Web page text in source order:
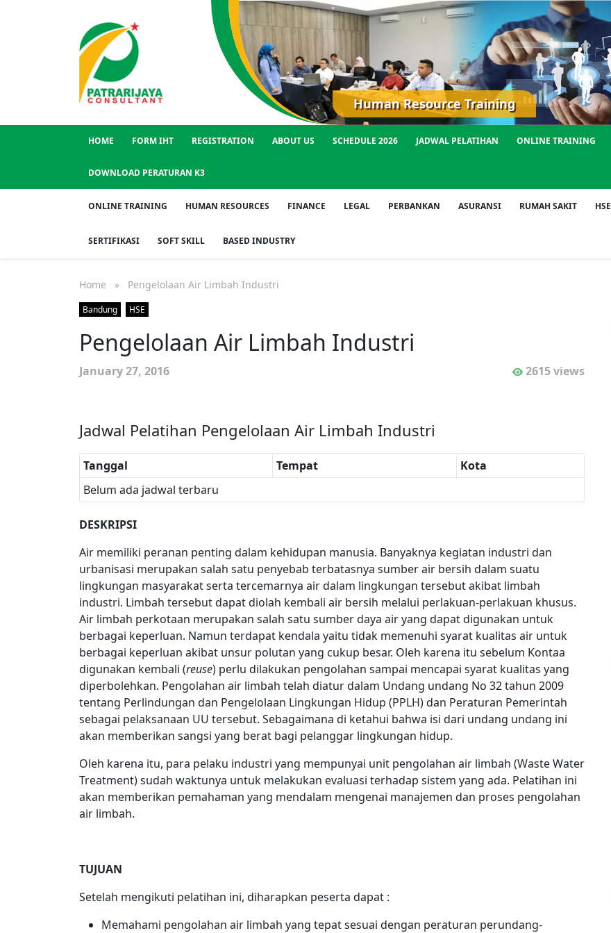
Human Resource Training
HOME FORM IHT REGISTRATION ABOUT US SCHEDULE 2026 JADWAL PELATIHAN ONLINE TRAINING
DOWNLOAD PERATURAN K3
ONLINE TRAINING HUMAN RESOURCES FINANCE LEGAL PERBANKAN ASURANSI RUMAH SAKIT HSE
SERTIFIKASI SOFT SKILL BASED INDUSTRY
Home » Pengelolaan Air Limbah Industri
Bandung HSE
Pengelolaan Air Limbah Industri
January 27, 2016 2615 views
Jadwal Pelatihan Pengelolaan Air Limbah Industri
Tanggal Tempat
Kota
Belum ada jadwal terbaru
DESKRIPSI
Air memiliki peranan penting dalam kehidupan manusia. Banyaknya kegiatan industri dan
urbanisasi merupakan salah satu penyebab terbatasnya sumber air bersih dalam suatu
lingkungan masyarakat serta tercemarnya air dalam lingkungan tersebut akibat limbah
industri. Limbah tersebut dapat diolah kembali air bersih melalui perlakuan-perlakuan khusus.
Air limbah perkotaan merupakan salah satu sumber daya air yang dapat digunakan untuk
berbagai keperluan. Namun terdapat kendala yaitu tidak memenuhi syarat kualitas air untuk
berbagai keperluan akibat unsur polutan yang cukup besar. Oleh karena itu sebelum Kontaa
digunakan kembali (reuse) perlu dilakukan pengolahan sampai mencapai syarat kualitas yang
diperbolehkan. Pengolahan air limbah telah diatur dalam Undang undang No 32 tahun 2009
tentang Perlindungan dan Pengelolaan Lingkungan Hidup (PPLH) dan Peraturan Pemerintah
sebagai pelaksanaan UU tersebut. Sebagaimana di ketahui bahwa isi dari undang undang ini
akan memberikan sangsi yang berat bagi pelanggar lingkungan hidup.
Oleh karena itu, para pelaku industri yang mempunyai unit pengolahan air limbah (Waste Water
Treatment) sudah waktunya untuk melakukan evaluasi terhadap sistem yang ada. Pelatihan ini
akan memberikan pemahaman yang mendalam mengenai manajemen dan proses pengolahan
air limbah.
TUJUAN
Setelah mengikuti pelatihan ini, diharapkan peserta dapat :
Memahami pengolahan air limbah yang tepat sesuai dengan peraturan perundang-